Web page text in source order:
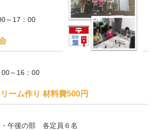
～17：00
00～16：00
ーム作り 材料費500円
午後の部 各定員６名